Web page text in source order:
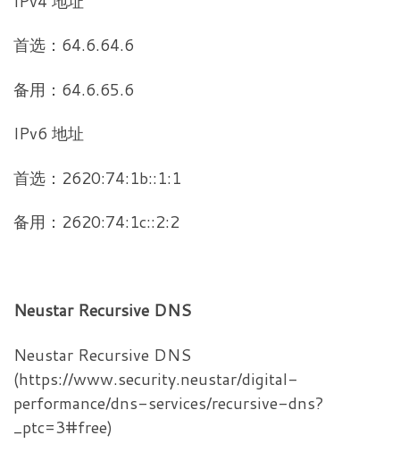
首选：64.6.64.6
备用：64.6.65.6
IPv6 地址
首选：2620:74:1b::1:1
备用：2620:74:1c::2:2
Neustar Recursive DNS
Neustar Recursive DNS
(https://www.security.neustar/digital-
performance/dns-services/recursive-dns?
_ptc=3#free)